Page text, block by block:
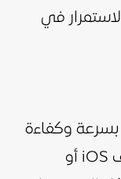
في
وكفاءة
على جميع الأجهزة، سواء كانت هواتف iOS أو